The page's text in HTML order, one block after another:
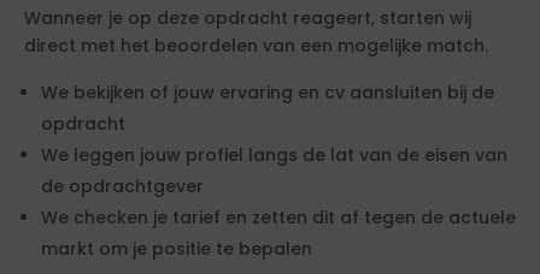
Wanneer je op deze opdracht reageert, starten wij
direct met het beoordelen van een mogelijke match.
We bekijken of jouw ervaring en cv aansluiten bij de
opdracht
We leggen jouw profiel langs de lat van de eisen van
de opdrachtgever
We checken je tarief en zetten dit af tegen de actuele
markt om je positie te bepalen